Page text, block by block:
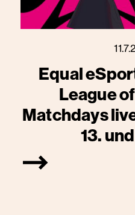
Equal
League
Matchdays
13.